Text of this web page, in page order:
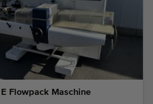
Flowpack Maschine